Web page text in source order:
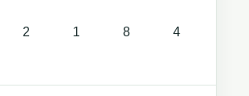
2 1 8 4